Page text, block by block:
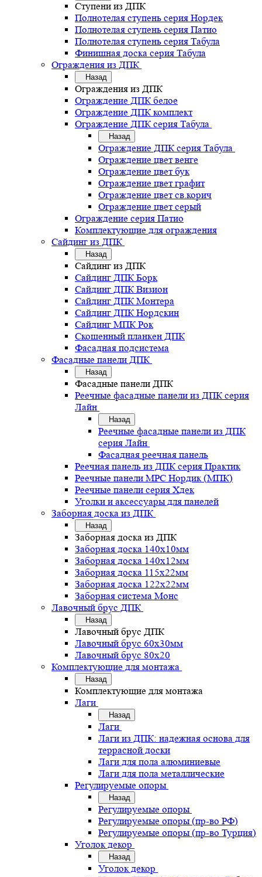
Ступени из ДПК
Полнотелая ступень серия Нордек
Полнотелая ступень серия Патио
Полнотелая ступень серия Табула
Финишная доска серия Табула
Ограждения из ДПК
Назад
Ограждения из ДПК
Ограждение ДПК белое
Ограждение ДПК комплект
Ограждение ДПК серия Табула
Назад
Ограждение ДПК серия Табула
Ограждение цвет венге
Ограждение цвет бук
Ограждение цвет графит
Ограждение цвет св.корич
Ограждение цвет серый
Ограждение серия Патио
Комплектующие для ограждения
Сайдинг из ДПК
Назад
Сайдинг из ДПК
Сайдинг ДПК Борк
Сайдинг ДПК Визион
Сайдинг ДПК Монтера
Сайдинг ДПК Нордскин
Сайдинг МПК Рок
Скошенный планкен ДПК
Фасадная подсистема
Фасадные панели ДПК
Назад
Фасадные панели ДПК
Реечные фасадные панели из ДПК серия
Лайн
Назад
Реечные фасадные панели из ДПК
серия Лайн
Фасадная реечная панель
Реечная панель из ДПК серия Практик
Реечные панели MPC Нордик (МПК)
Реечные панели серия Хдек
Уголки и аксессуары для панелей
Заборная доска из ДПК
Назад
Заборная доска из ДПК
Заборная доска 140х10мм
Заборная доска 140х12мм
Заборная доска 115х22мм
Заборная доска 122х22мм
Заборная система Монс
Лавочный брус ДПК
Назад
Лавочный брус ДПК
Лавочный брус 60х30мм
Лавочный брус 80х20
Комплектующие для монтажа
Назад
Комплектующие для монтажа
Лаги
Назад
Лаги
Лаги из ДПК: надежная основа для
террасной доски
Лаги для пола алюминиевые
Лаги для пола металлические
Регулируемые опоры
Назад
Регулируемые опоры
Регулируемые опоры (пр-во РФ)
Регулируемые опоры (пр-во Турция)
Уголок декор
Назад
Уголок декор